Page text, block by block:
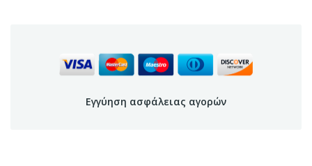
Εγγύηση ασφάλειας αγορών